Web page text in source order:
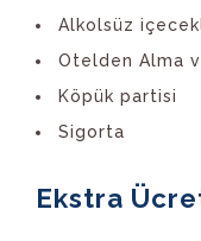
Alkolsüz
Otelden Alma
Köpük partisi
Sigorta
Ekstra